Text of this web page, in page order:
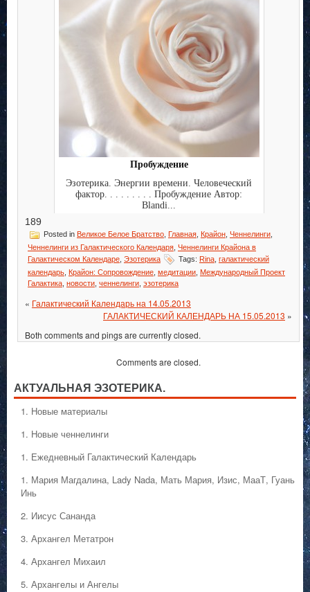
Пробуждение
Эзотерика. Энергии времени. Человеческий
фактор. . . . . . . . . Пробуждение Автор:
Blandi...
189
Posted in Великое Белое Братство Главная Крайон Ченнелинги
Ченнелинги из Галактического Календаря Ченнелинги Крайона в
Галактическом Календаре Эзотерика Tags: Rina галактический
календарь Крайон: Сопровождение медитации Международный Проект
Галактика новости ченнелинги эзотерика
« Галактический Календарь на 14.05.2013
ГАЛАКТИЧЕСКИЙ КАЛЕНДАРЬ НА 15.05.2013 »
Both comments and pings are currently closed.
Comments are closed.
АКТУАЛЬНАЯ ЭЗОТЕРИКА.
1. Hовые материалы
1. Hовые ченнелинги
1. Ежедневный Галактический Календарь
1. Мария Магдалина, Lady Nada, Мать Мария, Изис, МааТ, Гуань
Инь
2. Иисус Сананда
3. Архангел Метатрон
4. Архангел Михаил
5. Архангелы и Ангелы